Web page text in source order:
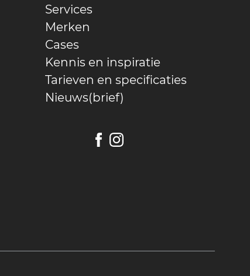
Services
Merken
Cases
Kennis en inspiratie
Tarieven en specificaties
Nieuws(brief)